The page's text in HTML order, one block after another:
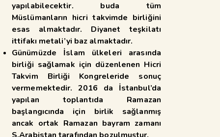
yapılabilecektir. buda tüm
Müslümanların hicri takvimde birliğini
esas almaktadır. Diyanet teşkilatı
ittifakı metali’yi baz almaktadır.
Günümüzde İslam ülkeleri arasında
birliği sağlamak için düzenlenen Hicri
Takvim Birliği Kongreleride sonuç
vermemektedir. 2016 da İstanbul’da
yapılan toplantıda Ramazan
başlangıcında için birlik sağlanmış
ancak ortak Ramazan bayram zamanı